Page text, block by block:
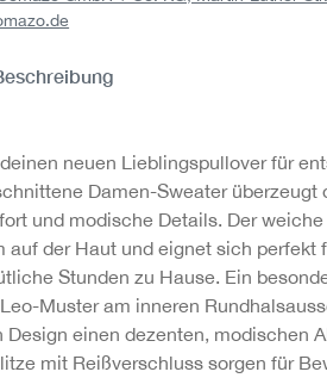
neuen Lieblingspullover für
Damen-Sweater überzeugt
und modische Details. Der
auf der Haut und eignet sich perfekt
Stunden zu Hause. Ein
Muster am inneren
Design einen dezenten, modischen
mit Reißverschluss sorgen für